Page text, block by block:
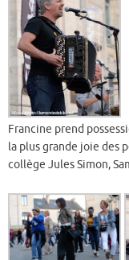
Francine prend
la plus grande joie des
collège Jules Simon,